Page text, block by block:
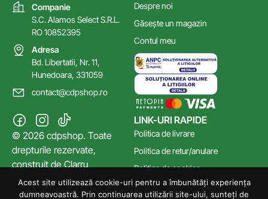
LINK-URI RAPIDE
Politica de livrare
Politica de retur/anulare
Politica de cookies
Poltica de confidențialitate
Despre noi
Găsește un magazin
Contul meu
Companie
S.C. Alamos Select S.R.L.
RO 10852395
Adresa
Bd. Libertatii, Nr. 11,
Hunedoara, 331059
contact@cdpshop.ro
© 2026 cdpshop. Toate
drepturile rezervate,
construit de Clarru
Acest site utilizează cookie-uri pentru a îmbunătăți experiența
dumneavoastră. Prin continuarea utilizării site-ului, sunteți de